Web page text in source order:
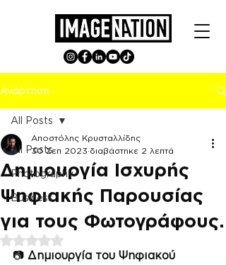
Ανάρτηση
All Posts
Photography
Business
All Posts
Δημιουργία Ισχυρής
Ψηφιακής Παρουσίας
για τους Φωτογράφους.
Αποστόλης Κρυσταλλίδης
30 Σεπ 2023 διαβάστηκε 2 λεπτά
Βαθμολογήθηκε με NaN από 5 αστέρια.
📷 Δημιουργία του Ψηφιακού